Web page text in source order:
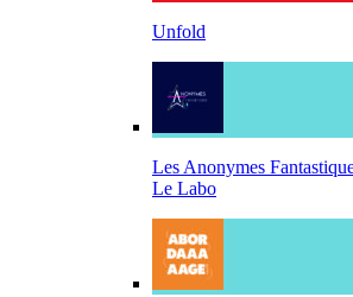
Unfold
Les Anonymes
Le Labo